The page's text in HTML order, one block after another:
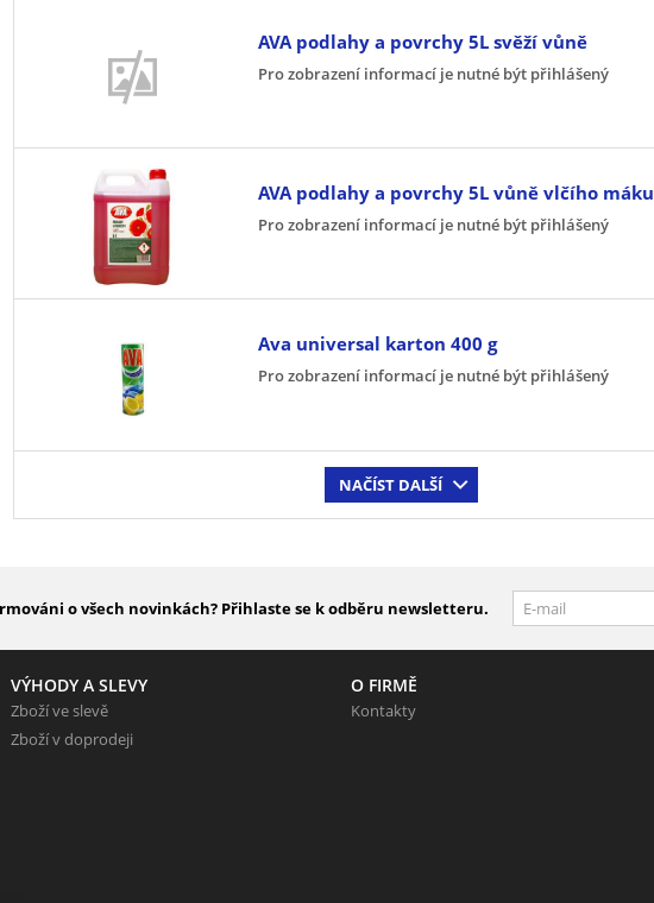
AVA podlahy a povrchy 5L svěží vůně
Pro zobrazení informací je nutné být přihlášený
AVA podlahy a povrchy 5L vůně vlčího máku
Pro zobrazení informací je nutné být přihlášený
Ava universal karton 400 g
Pro zobrazení informací je nutné být přihlášený
NAČÍST DALŠÍ
o všech novinkách? Přihlaste se k odběru newsletteru.
VÝHODY A SLEVY
Zboží ve slevě
Zboží v doprodeji
O FIRMĚ
Kontakty